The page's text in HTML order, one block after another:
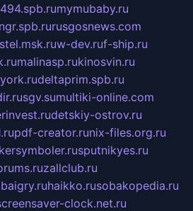
mymubaby.ru
ngr.spb.rurusgosnews.com
w-dev.ruf-ship.ru
malinasp.rukinosvin.ru
deltaprim.spb.ru
sgv.sumultiki-online.com
detskiy-ostrov.ru
pdf-creator.runix-files.org.ru
sputnikyes.ru
zallclub.ru
haikko.rusobakopedia.ru
clock.net.ru